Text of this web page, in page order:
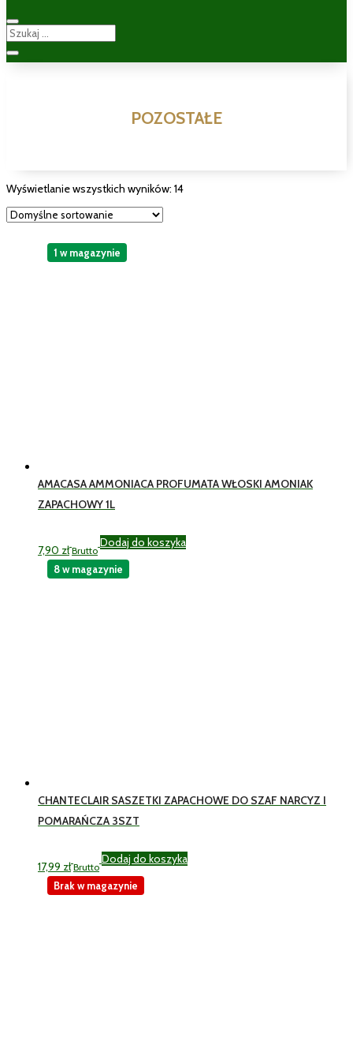
POZOSTAŁE
Wyświetlanie wszystkich wyników: 14
AMACASA AMMONIACA PROFUMATA WŁOSKI AMONIAK
ZAPACHOWY 1L
7,90 zł Brutto
Dodaj do koszyka
1 w magazynie
CHANTECLAIR SASZETKI ZAPACHOWE DO SZAF NARCYZ I
POMARAŃCZA 3SZT
17,99 zł Brutto
Dodaj do koszyka
8 w magazynie
Brak w magazynie